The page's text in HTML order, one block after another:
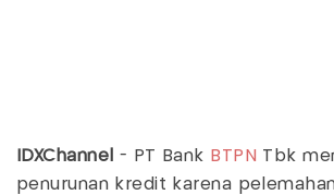
IDXChannel - PT Bank BTPN Tbk
penurunan kredit karena